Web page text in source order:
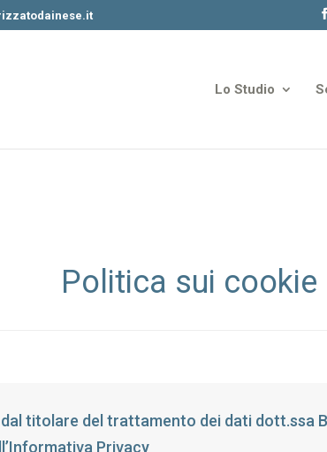
Lo Studio
Politica sui cookie
titolare del trattamento dei dati dott.ssa
Privacy